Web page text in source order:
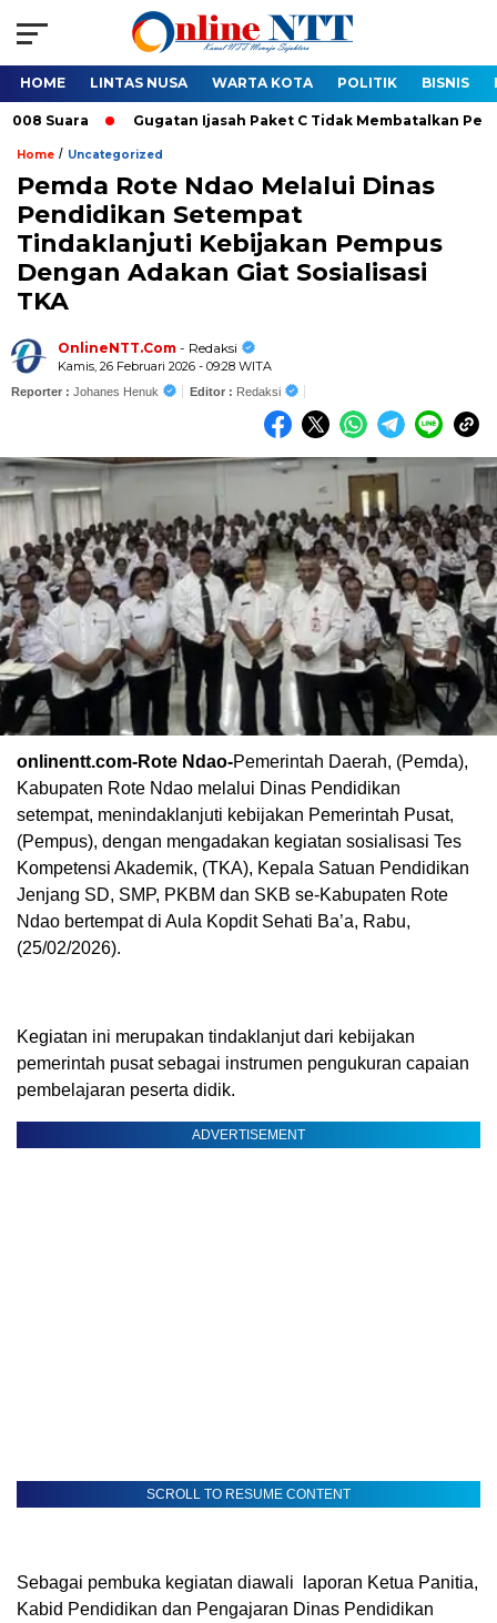
HOME LINTAS NUSA WARTA KOTA POLITIK BISNIS
Gugatan Ijasah Paket C Tidak Membatalkan Pelantikan
Home / Uncategorized
Pemda Rote Ndao Melalui Dinas
Pendidikan Setempat
Tindaklanjuti Kebijakan Pempus
Dengan Adakan Giat Sosialisasi
TKA
OnlineNTT.Com - Redaksi
Kamis, 26 Februari 2026 - 09:28 WITA
Reporter : Johanes Henuk Editor : Redaksi
onlinentt.com-Rote Ndao-Pemerintah Daerah, (Pemda),
Kabupaten Rote Ndao melalui Dinas Pendidikan
setempat, menindaklanjuti kebijakan Pemerintah Pusat,
(Pempus), dengan mengadakan kegiatan sosialisasi Tes
Kompetensi Akademik, (TKA), Kepala Satuan Pendidikan
Jenjang SD, SMP, PKBM dan SKB se-Kabupaten Rote
Ndao bertempat di Aula Kopdit Sehati Ba’a, Rabu,
(25/02/2026).
Kegiatan ini merupakan tindaklanjut dari kebijakan
pemerintah pusat sebagai instrumen pengukuran capaian
pembelajaran peserta didik.
ADVERTISEMENT
SCROLL TO RESUME CONTENT
Sebagai pembuka kegiatan diawali laporan Ketua Panitia,
Kabid Pendidikan dan Pengajaran Dinas Pendidikan